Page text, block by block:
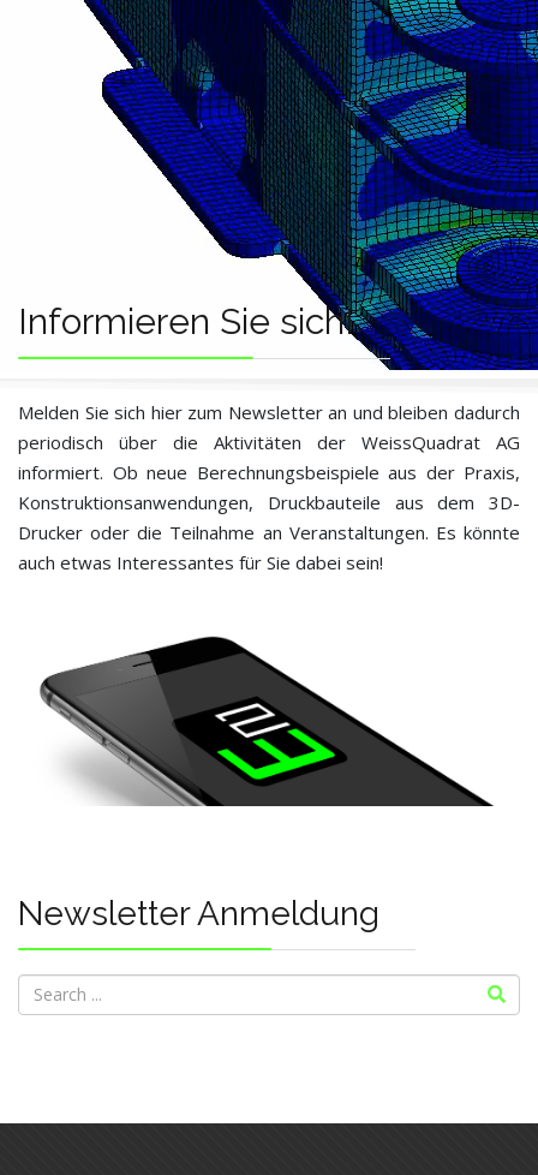
Informieren Sie sich!
Melden Sie sich hier zum Newsletter an und bleiben dadurch
periodisch über die Aktivitäten der WeissQuadrat AG
informiert. Ob neue Berechnungsbeispiele aus der Praxis,
Konstruktionsanwendungen, Druckbauteile aus dem 3D-
Drucker oder die Teilnahme an Veranstaltungen. Es könnte
auch etwas Interessantes für Sie dabei sein!
Newsletter Anmeldung